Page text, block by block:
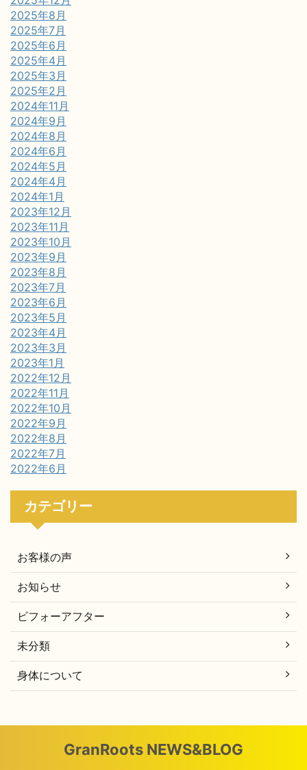
2025年8月
2025年7月
2025年6月
2025年4月
2025年3月
2025年2月
2024年11月
2024年9月
2024年8月
2024年6月
2024年5月
2024年4月
2024年1月
2023年12月
2023年11月
2023年10月
2023年9月
2023年8月
2023年7月
2023年6月
2023年5月
2023年4月
2023年3月
2023年1月
2022年12月
2022年11月
2022年10月
2022年9月
2022年8月
2022年7月
2022年6月
カテゴリー
お客様の声
お知らせ
ビフォーアフター
未分類
身体について
GranRoots NEWS&BLOG